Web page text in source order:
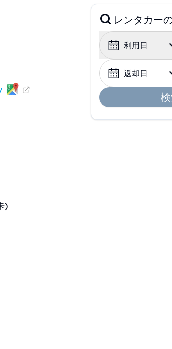
)
レンタカー
利用日
返却日